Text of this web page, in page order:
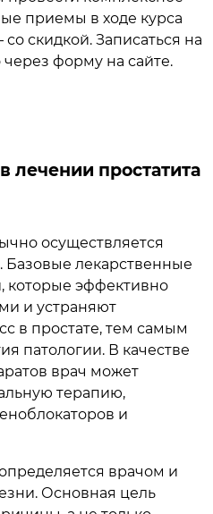
приемы в ходе курса
скидкой. Записаться на
форму на сайте.
лечении простатита
осуществляется
лекарственные
которые эффективно
и устраняют
в простате, тем самым
патологии. В качестве
врач может
терапию,
и
врачом и
Основная цель